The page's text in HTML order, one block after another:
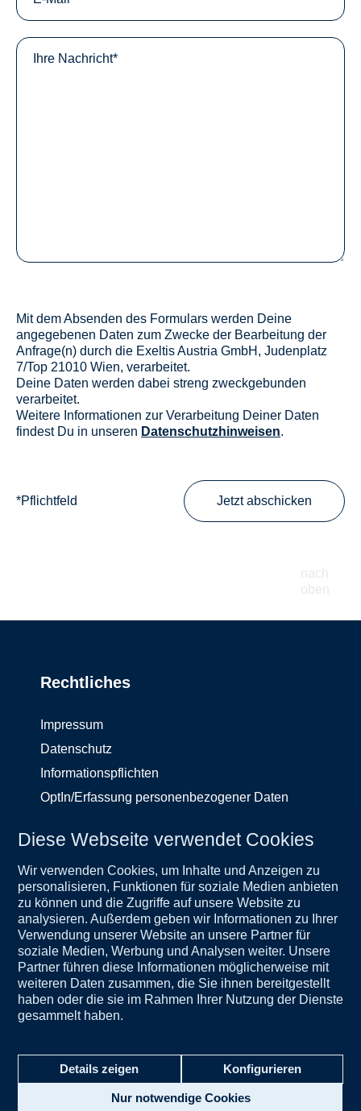
Diese Webseite verwendet Cookies
Wir verwenden Cookies, um Inhalte und Anzeigen zu
personalisieren, Funktionen für soziale Medien anbieten
zu können und die Zugriffe auf unsere Website zu
analysieren. Außerdem geben wir Informationen zu Ihrer
Verwendung unserer Website an unsere Partner für
soziale Medien, Werbung und Analysen weiter. Unsere
Partner führen diese Informationen möglicherweise mit
weiteren Daten zusammen, die Sie ihnen bereitgestellt
haben oder die sie im Rahmen Ihrer Nutzung der Dienste
gesammelt haben.
Details zeigen Konfigurieren
Nur notwendige Cookies
Mit dem Absenden des Formulars werden Deine
angegebenen Daten zum Zwecke der Bearbeitung der
Anfrage(n) durch die Exeltis Austria GmbH, Judenplatz
7/Top 21010 Wien, verarbeitet.
Deine Daten werden dabei streng zweckgebunden
verarbeitet.
Weitere Informationen zur Verarbeitung Deiner Daten
findest Du in unseren Datenschutzhinweisen.
*Pflichtfeld Jetzt abschicken
nach
oben
Rechtliches
Impressum
Datenschutz
Informationspflichten
OptIn/Erfassung personenbezogener Daten
Service
Wichtige Informationen
Unternehmen
Kontakt
Weltweit
Cookie-Einstellungen
© Exeltis 2026. Alle Rechte vorbehalten.